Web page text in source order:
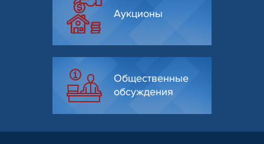
Аукционы
Общественные
обсуждения